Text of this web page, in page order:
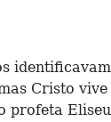
Cristo
profeta